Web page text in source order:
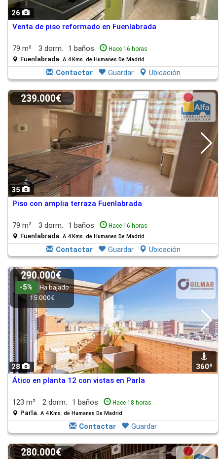
26
Venta de piso reformado en Fuenlabrada
79 m² 3 dorm. 1 baños Hace 16 horas
Fuenlabrada. A 4 Kms. de Humanes De Madrid
Contactar Guardar Ubicación
35
239.000€
Piso con amplia terraza Fuenlabrada
79 m² 3 dorm. 1 baños Hace 16 horas
Fuenlabrada. A 4 Kms. de Humanes De Madrid
Contactar Guardar Ubicación
28 360º
290.000€
-5%
Ha bajado
15.000€
Ático en planta 12 con vistas en Parla
123 m² 2 dorm. 1 baños Hace 18 horas
Parla. A 4 Kms. de Humanes De Madrid
Contactar Guardar
280.000€